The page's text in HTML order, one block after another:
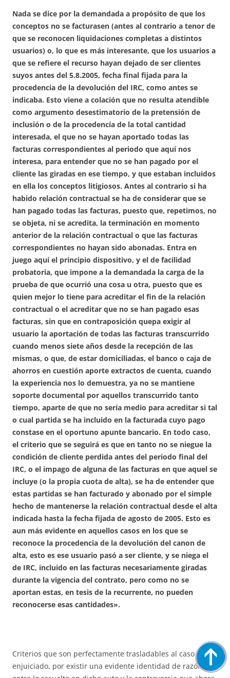
Nada se dice por la demandada a propósito de que los
conceptos no se facturasen (antes al contrario a tenor de
que se reconocen liquidaciones completas a distintos
usuarios) o, lo que es más interesante, que los usuarios a
que se refiere el recurso hayan dejado de ser clientes
suyos antes del 5.8.2005, fecha final fijada para la
procedencia de la devolución del IRC, como antes se
indicaba. Esto viene a colación que no resulta atendible
como argumento desestimatorio de la pretensión de
inclusión o de la procedencia de la total cantidad
interesada, el que no se hayan aportado todas las
facturas correspondientes al periodo que aquí nos
interesa, para entender que no se han pagado por el
cliente las giradas en ese tiempo, y que estaban incluidos
en ella los conceptos litigiosos. Antes al contrario si ha
habido relación contractual se ha de considerar que se
han pagado todas las facturas, puesto que, repetimos, no
se objeta, ni se acredita, la terminación en momento
anterior de la relación contractual o que las facturas
correspondientes no hayan sido abonadas. Entra en
juego aquí el principio dispositivo, y el de facilidad
probatoria, que impone a la demandada la carga de la
prueba de que ocurrió una cosa u otra, puesto que es
quien mejor lo tiene para acreditar el fin de la relación
contractual o el acreditar que no se han pagado esas
facturas, sin que en contraposición quepa exigir al
usuario la aportación de todas las facturas transcurrido
cuando menos siete años desde la recepción de las
mismas, o que, de estar domiciliadas, el banco o caja de
ahorros en cuestión aporte extractos de cuenta, cuando
la experiencia nos lo demuestra, ya no se mantiene
soporte documental por aquellos transcurrido tanto
tiempo, aparte de que no sería medio para acreditar si tal
o cual partida se ha incluido en la facturada cuyo pago
constase en el oportuno apunte bancario. En todo caso,
el criterio que se seguirá es que en tanto no se niegue la
condición de cliente perdida antes del periodo final del
IRC, o el impago de alguna de las facturas en que aquel se
incluye (o la propia cuota de alta), se ha de entender que
estas partidas se han facturado y abonado por el simple
hecho de mantenerse la relación contractual desde el alta
indicada hasta la fecha fijada de agosto de 2005. Esto es
aun más evidente en aquellos casos en los que se
reconoce la procedencia de la devolución del canon de
alta, esto es ese usuario pasó a ser cliente, y se niega el
de IRC, incluido en las facturas necesariamente giradas
durante la vigencia del contrato, pero como no se
aportan estas, en tesis de la recurrente, no pueden
reconocerse esas cantidades».
Criterios que son perfectamente trasladables al caso ahora
enjuiciado, por existir una evidente identidad de razón